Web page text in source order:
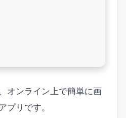
オンライン上で簡単に画
プリです。